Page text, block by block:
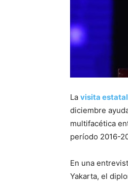
La visita estatal
diciembre
multifacética
período 2016-
En una
Yakarta, el